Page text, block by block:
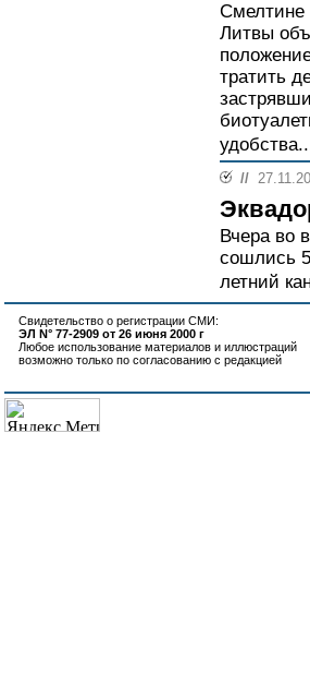
Смелтине
Литвы
тратить
//
Вчера во
сошлись
летний
Свидетельство о регистрации СМИ:
ЭЛ N° 77-2909 от 26 июня 2000 г
Любое использование материалов и иллюстраций
возможно только по согласованию с редакцией